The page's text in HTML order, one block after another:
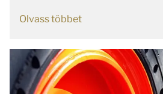
Olvass többet